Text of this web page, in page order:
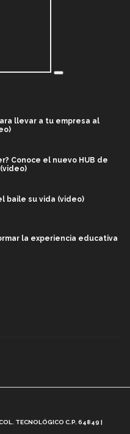
llevar a tu empresa al
Conoce el nuevo HUB de
baile su vida (video)
la experiencia educativa
TECNOLÓGICO C.P. 64849 |